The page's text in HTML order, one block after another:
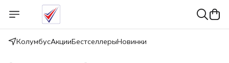
КолумбусАкцииБестселлерыНовинки